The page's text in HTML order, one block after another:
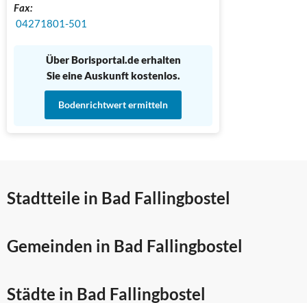
Fax:
04271801-501
Über Borisportal.de erhalten
Sie eine Auskunft kostenlos.
Bodenrichtwert ermitteln
Stadtteile in Bad Fallingbostel
Gemeinden in Bad Fallingbostel
Städte in Bad Fallingbostel